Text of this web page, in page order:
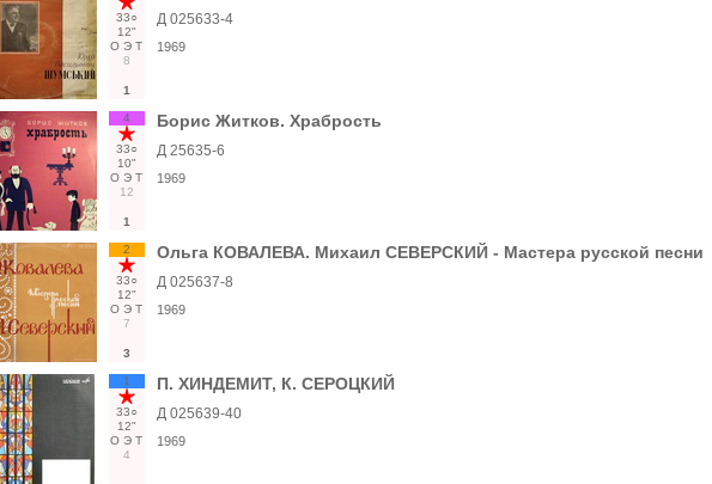
33○
12"
О Э Т
8
1
Д 025633-4
1969
4
33○
10"
О Э Т
12
1
Борис Житков. Храбрость
Д 25635-6
1969
2
33○
12"
О Э Т
7
3
Ольга КОВАЛЕВА. Михаил СЕВЕРСКИЙ - Мастера русской песни
Д 025637-8
1969
1
33○
12"
О Э Т
4
П. ХИНДЕМИТ, К. СЕРОЦКИЙ
Д 025639-40
1969